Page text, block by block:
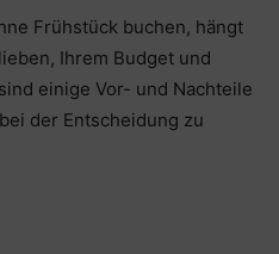
Frühstück buchen, hängt
Ihrem Budget und
einige Vor- und Nachteile
der Entscheidung zu